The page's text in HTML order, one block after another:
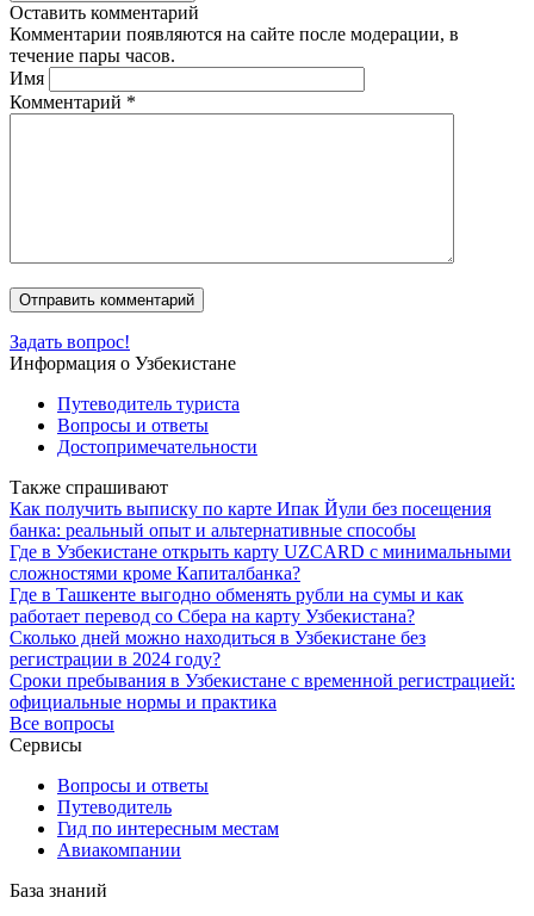
Оставить комментарий
Комментарии появляются на сайте после модерации, в
течение пары часов.
Имя
Комментарий *
Задать вопрос!
Информация о Узбекистане
Путеводитель туриста
Вопросы и ответы
Достопримечательности
Также спрашивают
Как получить выписку по карте Ипак Йули без посещения
банка: реальный опыт и альтернативные способы
Где в Узбекистане открыть карту UZCARD с минимальными
сложностями кроме Капиталбанка?
Где в Ташкенте выгодно обменять рубли на сумы и как
работает перевод со Сбера на карту Узбекистана?
Сколько дней можно находиться в Узбекистане без
регистрации в 2024 году?
Сроки пребывания в Узбекистане с временной регистрацией:
официальные нормы и практика
Все вопросы
Сервисы
Вопросы и ответы
Путеводитель
Гид по интересным местам
Авиакомпании
База знаний